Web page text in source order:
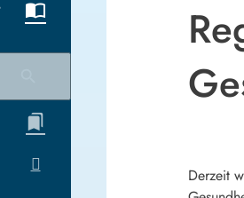
Derzeit